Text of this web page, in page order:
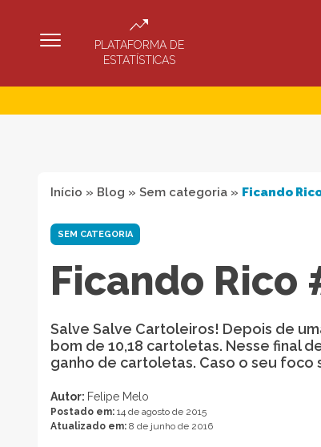
PLATAFORMA DE
ESTATÍSTICAS
Início » Blog » Sem categoria » Ficando
SEM CATEGORIA
Ficando Rico
Salve Salve Cartoleiros! Depois de
bom de 10,18 cartoletas. Nesse final
ganho de cartoletas. Caso o seu foco
Autor: Felipe Melo
Postado em: 14 de agosto de 2015
Atualizado em: 8 de junho de 2016